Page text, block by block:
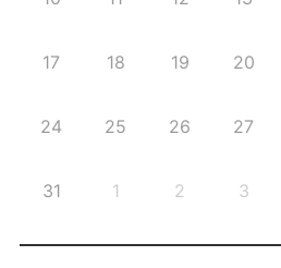
17 18 19 20
24 25 26 27
31 1 2 3